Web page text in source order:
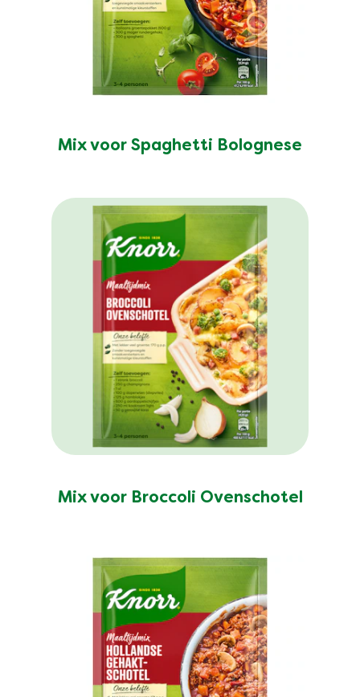
Mix voor Spaghetti Bolognese
Mix voor Broccoli Ovenschotel